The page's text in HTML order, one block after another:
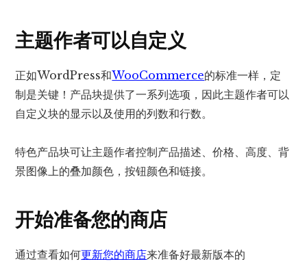
主题作者可以自定义
正如WordPress和WooCommerce的标准一样，定
制是关键！产品块提供了一系列选项，因此主题作者可以
自定义块的显示以及使用的列数和行数。
特色产品块可让主题作者控制产品描述、价格、高度、背
景图像上的叠加颜色，按钮颜色和链接。
开始准备您的商店
通过查看如何更新您的商店来准备好最新版本的